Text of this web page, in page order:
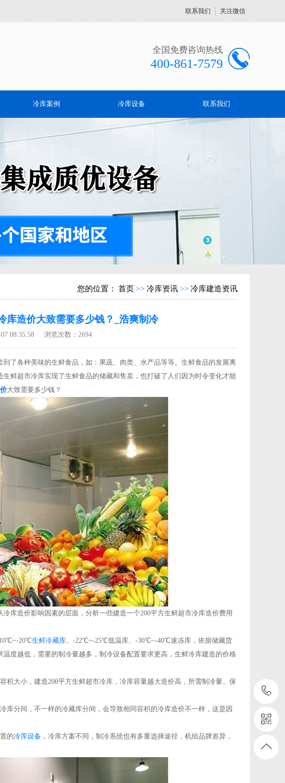
联系我们 关注微信
全国免费咨询热线
400-861-7579
冷库案例 冷库设备 联系我们
您的位置： 首页 >> 冷库资讯 >> 冷库建造资讯
库造价​大致需要多少钱？_浩爽制冷
08:35:58 浏览次数： 2694
各种美味的生鲜食品，如：果蔬、肉类、水产品等等。生鲜食品的发展离
鲜超市冷库实现了生鲜食品的储藏和售卖，也打破了人们因为时令变化才能
大致需要多少钱？
造价影响因素的层面，分析一些建造一个200平方生鲜超市冷库造价费用
20℃生鲜冷藏库、-22℃~-25℃低温库、-30℃~-40℃速冻库，依据储藏货
度越低，需要的制冷量越多，制冷设备配置要求更高，生鲜冷库建造的价格
大小，建造200平方生鲜超市冷库，冷库容量越大造价高，所需制冷量、保
分间，不一样的冷藏库分间，会导致相同容积的冷库造价不一样，这是因
的冷库设备 ，冷库方案不同，制冷系统也有多重选择途径，机组品牌差异，